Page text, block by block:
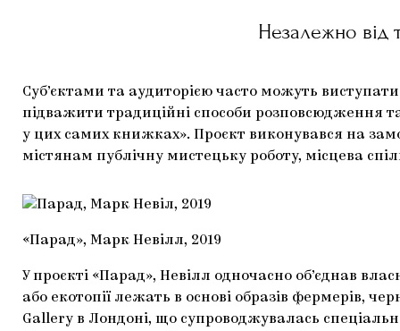
Незалежно від
Суб’єктами та аудиторією часто можуть
підважити традиційні способи розповсюдження
у цих самих книжках». Проєкт виконувався на
містянам публічну мистецьку роботу, місцева
«Парад», Марк Невілл, 2019
У проєкті «Парад», Невілл одночасно об’єднав
або екотопії лежать в основі образів фермерів,
Gallery в Лондоні, що супроводжувалась